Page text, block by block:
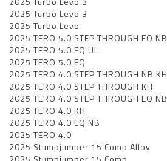
2025 Turbo Levo 3
2025 Turbo Levo
2025 TERO 5.0 STEP THROUGH EQ NB
2025 TERO 5.0 EQ UL
2025 TERO 5.0 EQ
2025 TERO 4.0 STEP THROUGH NB KH
2025 TERO 4.0 STEP THROUGH KH
2025 TERO 4.0 STEP THROUGH EQ NB
2025 TERO 4.0 KH
2025 TERO 4.0 EQ NB
2025 TERO 4.0
2025 Stumpjumper 15 Comp Alloy